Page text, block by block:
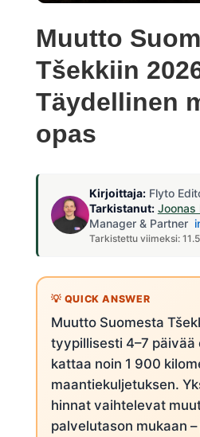
Muutto
Tšekkiin
Täydellinen
opas
Kirjoittaja:Flyto
Tarkistanut: Joonas
Manager & Partner
Tarkistettu viimeksi:
Muutto Suomesta
tyypillisesti 4–7 päivää
kattaa noin 1 900
maantiekuljetuksen.
hinnat vaihtelevat
palvelutason mukaan